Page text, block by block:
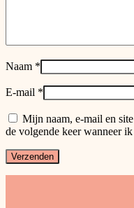
Naam *
E-mail *
Mijn naam, e-mail en
de volgende keer wanneer ik